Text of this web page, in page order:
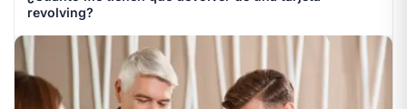
revolving?